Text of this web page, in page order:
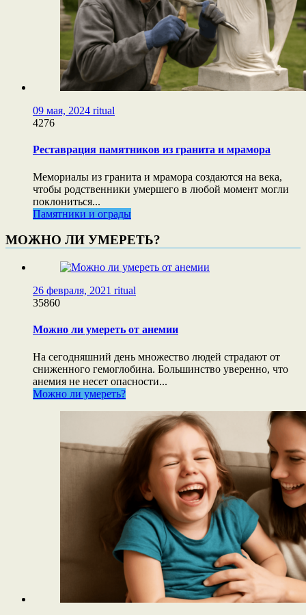
09 мая, 2024 ritual
4276
Реставрация памятников из гранита и мрамора
Мемориалы из гранита и мрамора создаются на века,
чтобы родственники умершего в любой момент могли
поклониться...
Памятники и ограды
МОЖНО ЛИ УМЕРЕТЬ?
26 февраля, 2021 ritual
35860
Можно ли умереть от анемии
На сегодняшний день множество людей страдают от
сниженного гемоглобина. Большинство уверенно, что
анемия не несет опасности...
Можно ли умереть?